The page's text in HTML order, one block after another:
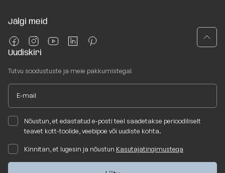
Jälgi meid
Uudiskiri
Tutvu soodustuste ja meie pakkumistega!
Nõustun, et edastatud e-posti teel saadetakse perioodiliselt
teavet kott-toolide, veebipoe või uudiste kohta.
Kinnitan, et lugesin ja nõustun Kasutajatingimustega